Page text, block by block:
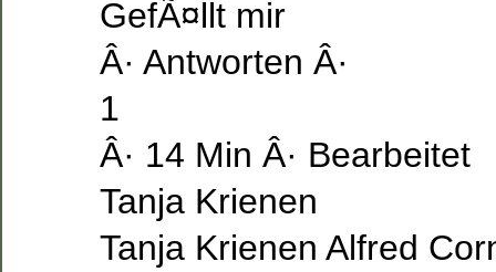
GefÃ¤llt mir
Â· Antworten Â·
1
Â· 14 Min Â· Bearbeitet
Tanja Krienen
Tanja Krienen Alfred